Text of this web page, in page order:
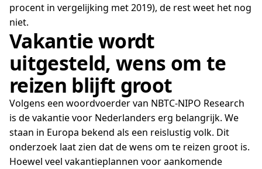
procent in vergelijking met 2019), de rest weet het nog
niet.
Vakantie wordt
uitgesteld, wens om te
reizen blijft groot
Volgens een woordvoerder van NBTC-NIPO Research
is de vakantie voor Nederlanders erg belangrijk. We
staan in Europa bekend als een reislustig volk. Dit
onderzoek laat zien dat de wens om te reizen groot is.
Hoewel veel vakantieplannen voor aankomende